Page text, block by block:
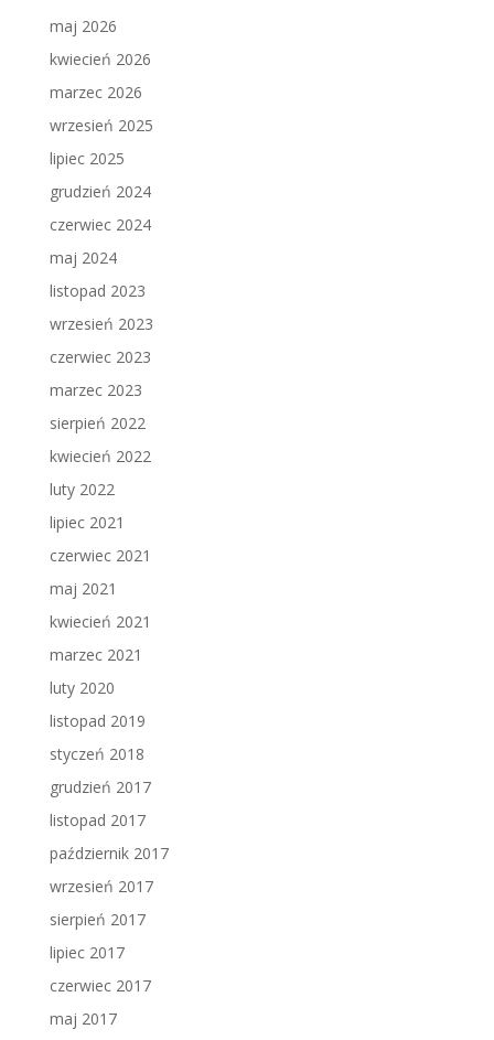
maj 2026
kwiecień 2026
marzec 2026
wrzesień 2025
lipiec 2025
grudzień 2024
czerwiec 2024
maj 2024
listopad 2023
wrzesień 2023
czerwiec 2023
marzec 2023
sierpień 2022
kwiecień 2022
luty 2022
lipiec 2021
czerwiec 2021
maj 2021
kwiecień 2021
marzec 2021
luty 2020
listopad 2019
styczeń 2018
grudzień 2017
listopad 2017
październik 2017
wrzesień 2017
sierpień 2017
lipiec 2017
czerwiec 2017
maj 2017